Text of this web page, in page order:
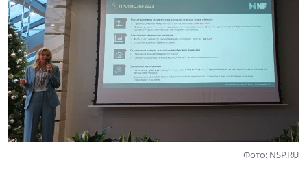
Фото: NSP.RU